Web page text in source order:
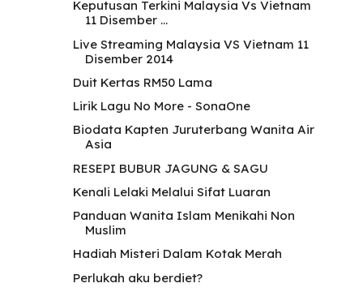
Keputusan Terkini Malaysia Vs Vietnam
11 Disember ...
Live Streaming Malaysia VS Vietnam 11
Disember 2014
Duit Kertas RM50 Lama
Lirik Lagu No More - SonaOne
Biodata Kapten Juruterbang Wanita Air
Asia
RESEPI BUBUR JAGUNG & SAGU
Kenali Lelaki Melalui Sifat Luaran
Panduan Wanita Islam Menikahi Non
Muslim
Hadiah Misteri Dalam Kotak Merah
Perlukah aku berdiet?